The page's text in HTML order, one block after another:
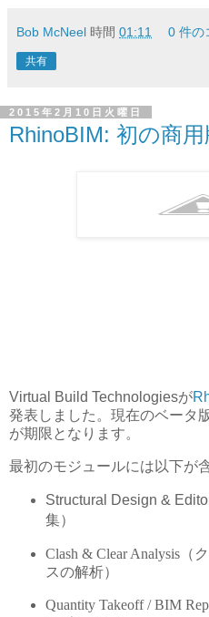
Bob McNeel 時間 01:11 0 件の
共有
2015年2月10日火曜日
RhinoBIM: 初の商
Virtual Build Technologiesが
発表しました。現在のベータ版
が期限となります。
最初のモジュールには以下が
Structural Design &
集）
Clash & Clear Analysis（
スの解析）
Quantity Takeoff / BIM